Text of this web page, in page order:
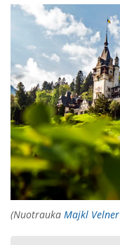
(Nuotrauka Majkl Velner